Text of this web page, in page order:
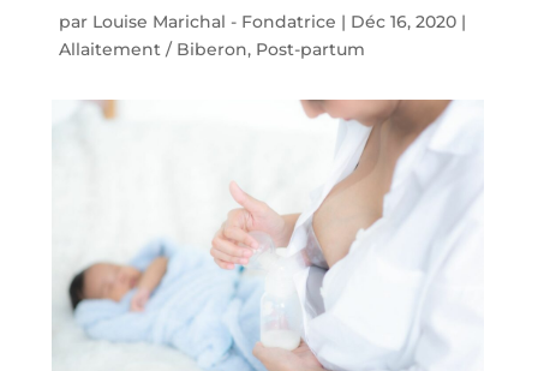
par Louise Marichal - Fondatrice | Déc 16, 2020|
Allaitement / Biberon, Post-partum